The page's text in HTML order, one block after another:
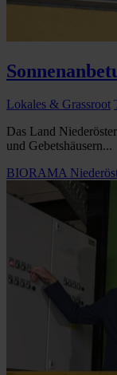
Lokales & Grassroot
Das Land
und Gebetshäusern...
BIORAMA